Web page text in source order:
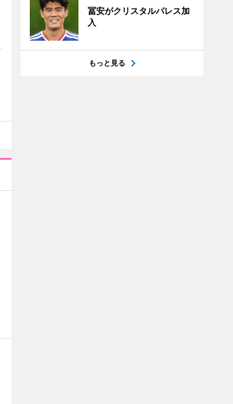
冨安がクリスタルパレス加
入
もっと見る